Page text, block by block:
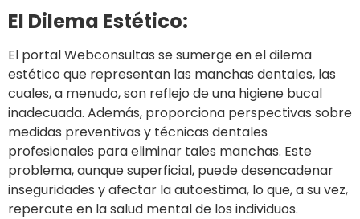
El Dilema Estético:
El portal Webconsultas se sumerge en el dilema
estético que representan las manchas dentales, las
cuales, a menudo, son reflejo de una higiene bucal
inadecuada. Además, proporciona perspectivas sobre
medidas preventivas y técnicas dentales
profesionales para eliminar tales manchas. Este
problema, aunque superficial, puede desencadenar
inseguridades y afectar la autoestima, lo que, a su vez,
repercute en la salud mental de los individuos.